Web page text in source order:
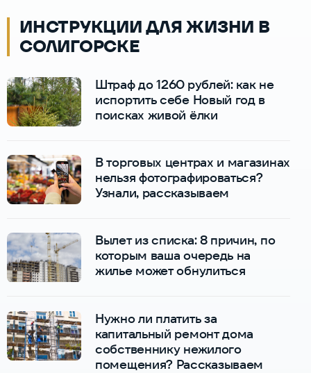
ИНСТРУКЦИИ ДЛЯ ЖИЗНИ В
СОЛИГОРСКЕ
Штраф до 1260 рублей: как не
испортить себе Новый год в
поисках живой ёлки
В торговых центрах и магазинах
нельзя фотографироваться?
Узнали, рассказываем
Вылет из списка: 8 причин, по
которым ваша очередь на
жилье может обнулиться
Нужно ли платить за
капитальный ремонт дома
собственнику нежилого
помещения? Рассказываем